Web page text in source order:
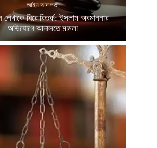
আইন আদালত
ঘিরে বিতর্ক: ইসলাম অবমাননার
অভিযোগে আদালতে মামলা